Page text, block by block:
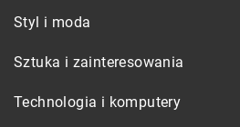
Styl i moda
Sztuka i zainteresowania
Technologia i komputery